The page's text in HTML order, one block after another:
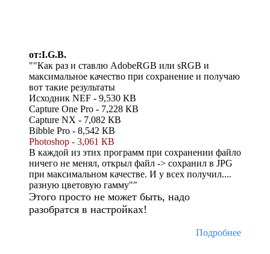
от:I.G.B.
""Как раз и ставлю AdobeRGB или sRGB и
максимальное качество при сохранение и получаю
вот такие результаты
Исходник NEF - 9,530 КВ
Capture One Pro - 7,228 КВ
Capture NX - 7,082 КВ
Bibble Pro - 8,542 КВ
Photoshop - 3,061 КВ
В каждой из этих программ при сохранении файло
ничего не менял, открыл файл -> сохранил в JPG
при максимальном качестве. И у всех получил....
разную цветовую гамму""
Этого просто не может быть, надо
разобратся в настройках!
Подробнее